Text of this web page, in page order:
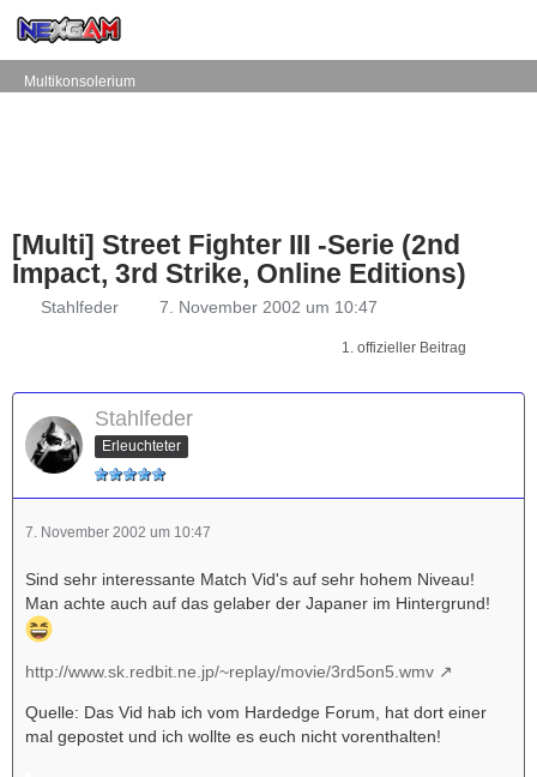
Multikonsolerium
[Multi] Street Fighter III -Serie (2nd
Impact, 3rd Strike, Online Editions)
Stahlfeder 7. November 2002 um 10:47
1. offizieller Beitrag
Stahlfeder
Erleuchteter
7. November 2002 um 10:47
Sind sehr interessante Match Vid's auf sehr hohem Niveau!
Man achte auch auf das gelaber der Japaner im Hintergrund!
http://www.sk.redbit.ne.jp/~replay/movie/3rd5on5.wmv
Quelle: Das Vid hab ich vom Hardedge Forum, hat dort einer
mal gepostet und ich wollte es euch nicht vorenthalten!